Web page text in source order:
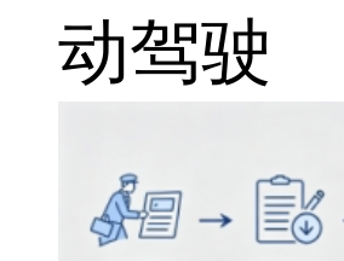
动驾驶